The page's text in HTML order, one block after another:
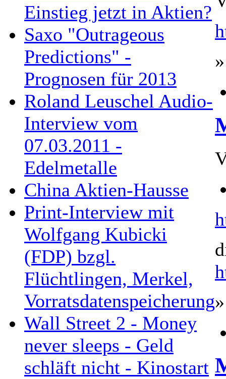
Einstieg jetzt in Aktien?
Saxo "Outrageous
Predictions" -
Prognosen für 2013
Roland Leuschel Audio-
Interview vom
07.03.2011 -
Edelmetalle
China Aktien-Hausse
Print-Interview mit
Wolfgang Kubicki
(FDP) bzgl.
Flüchtlingen, Merkel,
Vorratsdatenspeicherung
Wall Street 2 - Money
never sleeps - Geld
schläft nicht - Kinostart
»
»